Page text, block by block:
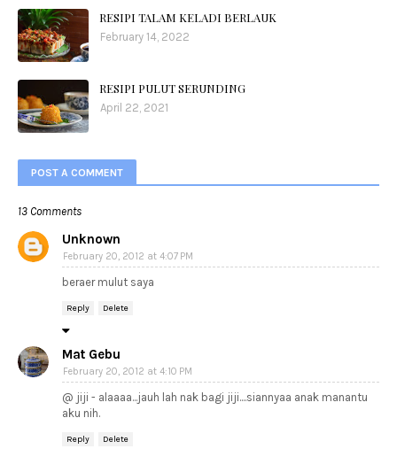
RESIPI TALAM KELADI BERLAUK
February 14, 2022
RESIPI PULUT SERUNDING
April 22, 2021
POST A COMMENT
13 Comments
Unknown
February 20, 2012 at 4:07 PM
beraer mulut saya
Reply Delete
Mat Gebu
February 20, 2012 at 4:10 PM
@ jiji - alaaaa...jauh lah nak bagi jiji....siannyaa anak manantu
aku nih.
Reply Delete